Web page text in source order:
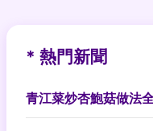
* 熱門新聞
青江菜炒杏鮑菇做法